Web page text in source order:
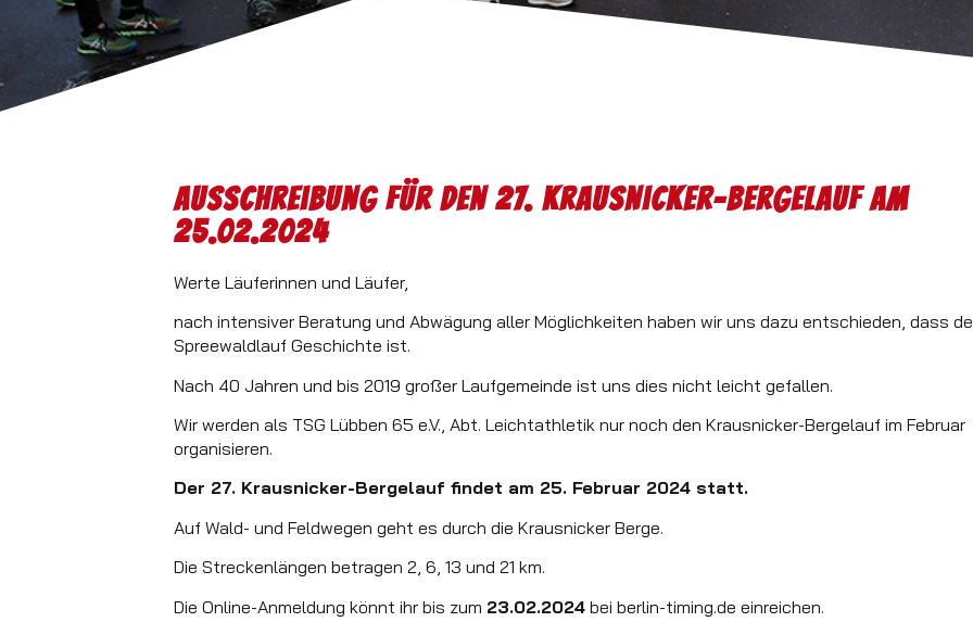
Ausschreibung für den 27. Krausnicker-Bergelauf am
25.02.2024
Werte Läuferinnen und Läufer,
nach intensiver Beratung und Abwägung aller Möglichkeiten haben wir uns dazu entschieden, dass
Spreewaldlauf Geschichte ist.
Nach 40 Jahren und bis 2019 großer Laufgemeinde ist uns dies nicht leicht gefallen.
Wir werden als TSG Lübben 65 e.V., Abt. Leichtathletik nur noch den Krausnicker-Bergelauf im Februar
organisieren.
Der 27. Krausnicker-Bergelauf findet am 25. Februar 2024 statt.
Auf Wald- und Feldwegen geht es durch die Krausnicker Berge.
Die Streckenlängen betragen 2, 6, 13 und 21 km.
Die Online-Anmeldung könnt ihr bis zum 23.02.2024 bei berlin-timing.de einreichen.